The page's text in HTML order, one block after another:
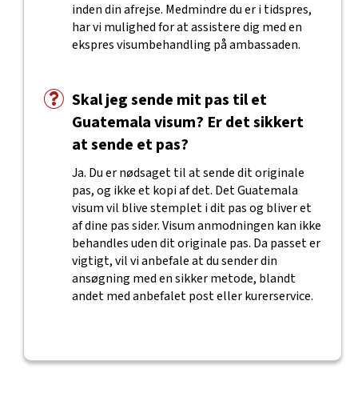
inden din afrejse. Medmindre du er i tidspres,
har vi mulighed for at assistere dig med en
ekspres visumbehandling på ambassaden.
Skal jeg sende mit pas til et
Guatemala visum? Er det sikkert
at sende et pas?
Ja. Du er nødsaget til at sende dit originale
pas, og ikke et kopi af det. Det Guatemala
visum vil blive stemplet i dit pas og bliver et
af dine pas sider. Visum anmodningen kan ikke
behandles uden dit originale pas. Da passet er
vigtigt, vil vi anbefale at du sender din
ansøgning med en sikker metode, blandt
andet med anbefalet post eller kurerservice.